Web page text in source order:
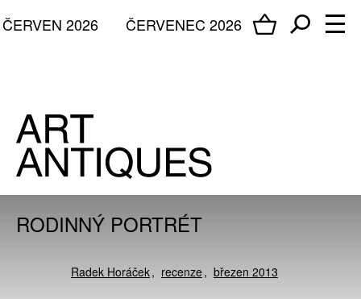
ČERVENEC 2026
ČERVEN 2026
RODINNÝ PORTRÉT
Radek Horáček recenze březen 2013